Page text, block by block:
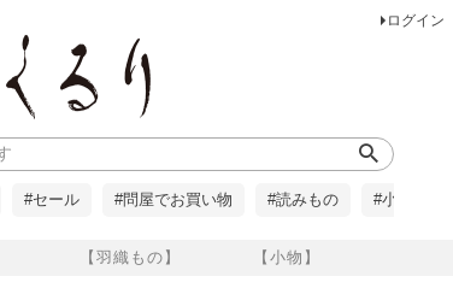
ログイン
【羽織もの】 【小物】
#セール #問屋でお買い物 #読みもの #小柄な方に